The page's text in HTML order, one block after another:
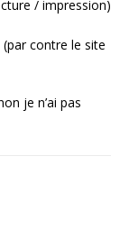
/ impression)
(par contre le site
je n’ai pas